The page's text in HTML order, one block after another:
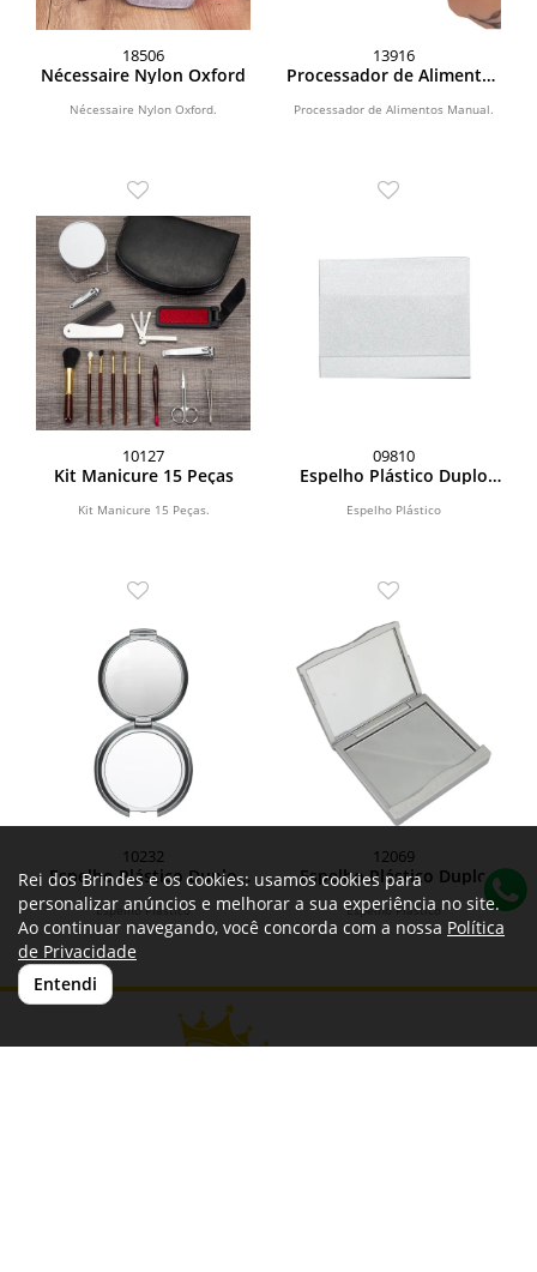
18506
Nécessaire Nylon Oxford
Nécessaire Nylon Oxford.
13916
Processador de Alimentos
Processador de Alimentos Manual.
10127
Kit Manicure 15 Peças
Kit Manicure 15 Peças.
09810
Espelho Plástico Duplo
Espelho Plástico
10232
Espelho Plástico Duplo
Sem Aumento
Espelho Plástico
12069
Espelho Plástico Duplo
Sem Aumento
Espelho Plástico
Rei dos Brindes e os cookies: usamos cookies para
personalizar anúncios e melhorar a sua experiência no site.
Ao continuar navegando, você concorda com a nossa Política
de Privacidade
Entendi